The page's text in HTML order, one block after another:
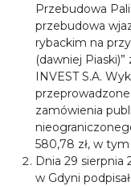
Przebudowa
przebudowa
rybackim na
(dawniej
INVEST S.A.
zamówienia
580,78 zł, w
Dnia 29 sierpnia
w Gdyni